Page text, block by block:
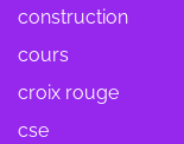
construction
cours
croix rouge
cse